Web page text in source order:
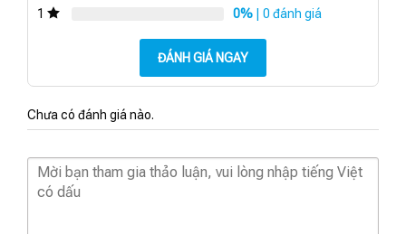
1
0% | 0 đánh giá
ĐÁNH GIÁ NGAY
Chưa có đánh giá nào.